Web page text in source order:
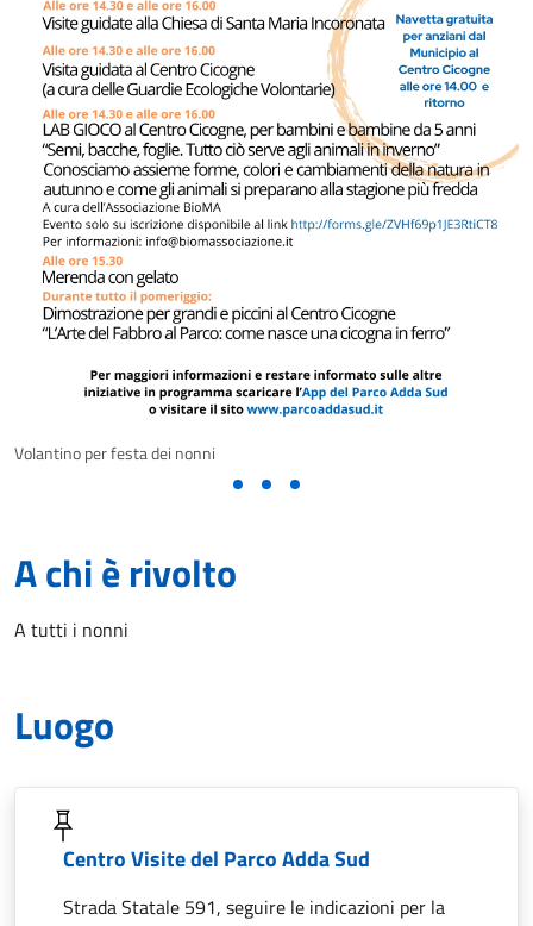
Volantino per festa dei nonni
A chi è rivolto
A tutti i nonni
Luogo
Centro Visite del Parco Adda Sud
Strada Statale 591, seguire le indicazioni per la